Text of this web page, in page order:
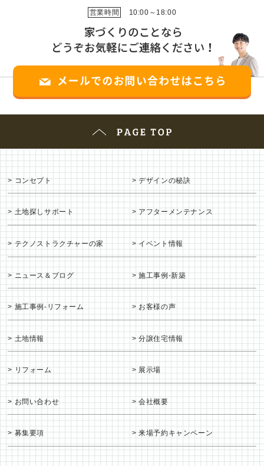
営業時間 10:00～18:00
コンセプト デザインの秘訣
土地探しサポート アフターメンテナンス
テクノストラクチャーの家 イベント情報
ニュース＆ブログ 施工事例-新築
施工事例-リフォーム お客様の声
土地情報 分譲住宅情報
リフォーム 展示場
お問い合わせ 会社概要
募集要項 来場予約キャンペーン